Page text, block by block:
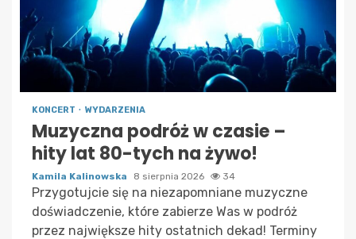
KONCERT WYDARZENIA
Muzyczna podróż w czasie –
hity lat 80-tych na żywo!
Kamila Kalinowska 8 sierpnia 2026 34
Przygotujcie się na niezapomniane muzyczne
doświadczenie, które zabierze Was w podróż
przez największe hity ostatnich dekad! Terminy